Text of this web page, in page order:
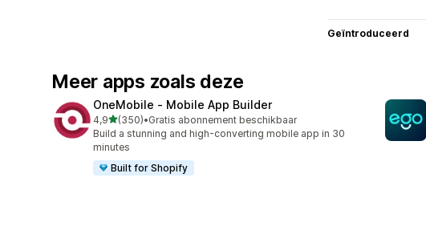
Geïntroduceerd
Meer apps zoals deze
OneMobile ‑ Mobile App Builder
4,9van 5 sterren
(350)
350 recensies in totaal
•Gratis abonnement beschikbaar
Build a stunning and high-converting mobile app in 30
minutes
Built for Shopify